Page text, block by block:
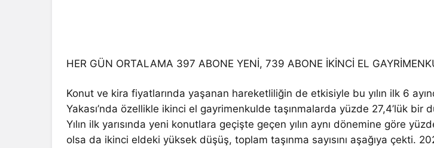
HER GÜN ORTALAMA 397 ABONE YENİ, 739 ABONE İKİNCİ EL
Konut ve kira fiyatlarında yaşanan hareketliliğin de etkisiyle bu yılın ilk 6
Yakası’nda özellikle ikinci el gayrimenkulde taşınmalarda yüzde 27,4’lük bir
Yılın ilk yarısında yeni konutlara geçişte geçen yılın aynı dönemine göre
olsa da ikinci eldeki yüksek düşüş, toplam taşınma sayısını aşağıya çekti.